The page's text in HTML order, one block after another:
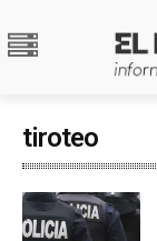
tiroteo